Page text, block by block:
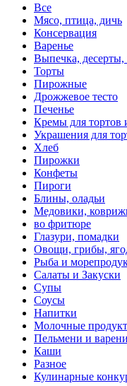
Все
Мясо, птица, дичь
Консервация
Варенье
Выпечка, десерты,
Торты
Пирожные
Дрожжевое тесто
Печенье
Кремы для
Украшения для
Хлеб
Пирожки
Конфеты
Пироги
Блины, оладьи
Медовики,
во фритюре
Глазури, помадки
Овощи, грибы,
Рыба и
Салаты и Закуски
Супы
Соусы
Напитки
Молочные
Пельмени и
Каши
Разное
Кулинарные